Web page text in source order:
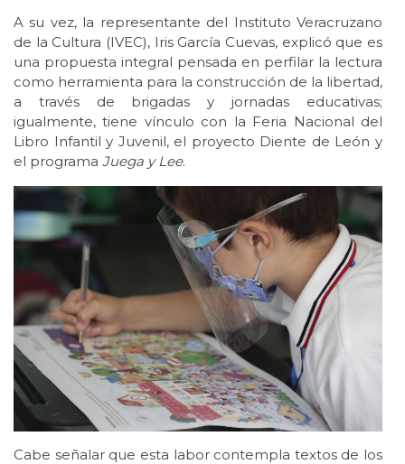
A su vez, la representante del Instituto Veracruzano
de la Cultura (IVEC), Iris García Cuevas, explicó que es
una propuesta integral pensada en perfilar la lectura
como herramienta para la construcción de la libertad,
a través de brigadas y jornadas educativas;
igualmente, tiene vínculo con la Feria Nacional del
Libro Infantil y Juvenil, el proyecto Diente de León y
el programa Juega y Lee.
Cabe señalar que esta labor contempla textos de los